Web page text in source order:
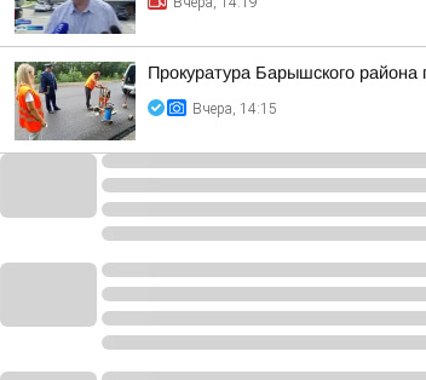
Прокуратура Барышского района
Вчера, 14:15